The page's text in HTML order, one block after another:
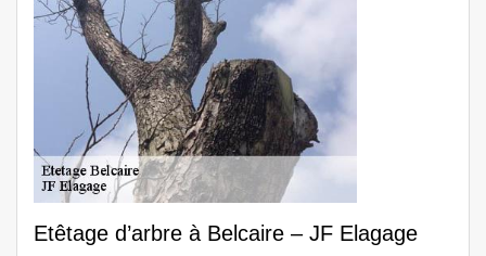
Etêtage d’arbre à Belcaire – JF Elagage